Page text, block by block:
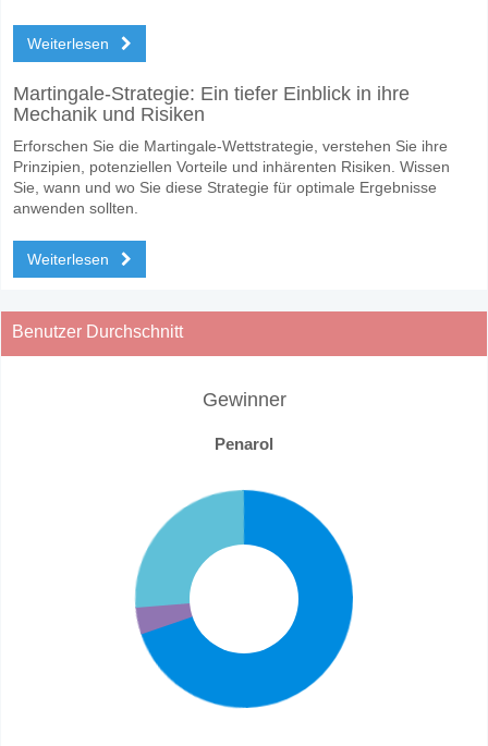
Weiterlesen
Martingale-Strategie: Ein tiefer Einblick in ihre
Mechanik und Risiken
Erforschen Sie die Martingale-Wettstrategie, verstehen Sie ihre
Prinzipien, potenziellen Vorteile und inhärenten Risiken. Wissen
Sie, wann und wo Sie diese Strategie für optimale Ergebnisse
anwenden sollten.
Weiterlesen
Benutzer Durchschnitt
Gewinner
Penarol